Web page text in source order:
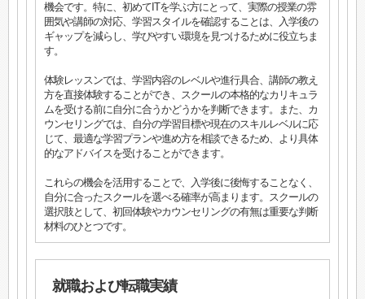
機会です。特に、初めてITを学ぶ方にとって、実際の授業の雰
囲気や講師の対応、学習スタイルを確認することは、入学後の
ギャップを減らし、学びやすい環境を見つけるために役立ちま
す。
体験レッスンでは、学習内容のレベルや進行具合、講師の教え
方を直接体験することができ、スクールの本格的なカリキュラ
ムを受ける前に自分に合うかどうかを判断できます。また、カ
ウンセリングでは、自分の学習目標や現在のスキルレベルに応
じて、最適な学習プランや進め方を相談できるため、より具体
的なアドバイスを受けることができます。
これらの機会を活用することで、入学後に後悔することなく、
自分に合ったスクールを選べる確率が高まります。スクールの
選択肢として、初回体験やカウンセリングの有無は重要な判断
材料のひとつです。
就職および転職実績